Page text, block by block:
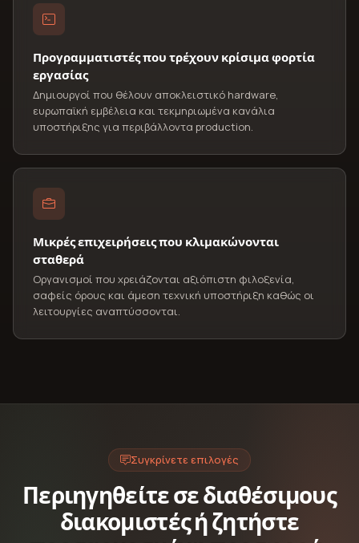
Προγραμματιστές που τρέχουν κρίσιμα φορτία
εργασίας
Δημιουργοί που θέλουν αποκλειστικό hardware,
ευρωπαϊκή εμβέλεια και τεκμηριωμένα κανάλια
υποστήριξης για περιβάλλοντα production.
Μικρές επιχειρήσεις που κλιμακώνονται
σταθερά
Οργανισμοί που χρειάζονται αξιόπιστη φιλοξενία,
σαφείς όρους και άμεση τεχνική υποστήριξη καθώς οι
λειτουργίες αναπτύσσονται.
Συγκρίνετε επιλογές
Περιηγηθείτε σε διαθέσιμους
διακομιστές ή ζητήστε